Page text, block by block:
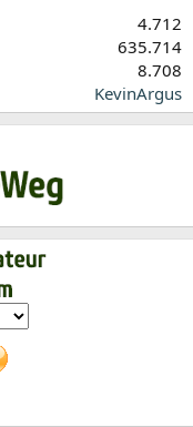
4.712
635.714
8.708
KevinArgus